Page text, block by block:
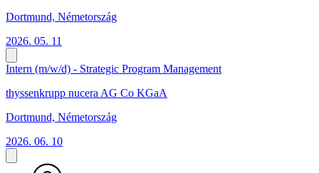
Dortmund, Németország
2026. 05. 11
Intern (m/w/d) - Strategic Program Management
thyssenkrupp nucera AG Co KGaA
Dortmund, Németország
2026. 06. 10